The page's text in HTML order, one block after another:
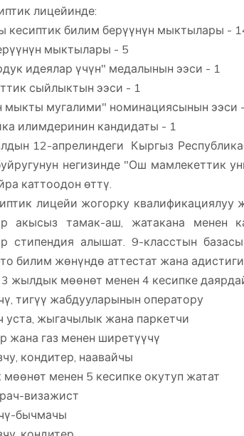
лицейинде:
кесиптик билим берүүнүн мыктылары -
мыктылары - 5
идеялар үчүн" медалынын ээси - 1
сыйлыктын ээси - 1
мугалими" номинациясынын ээси
илимдеринин кандидаты - 1
12-апрелиндеги Кыргыз
негизинде "Ош мамлекеттик
каттоодон өттү.
лицейи жогорку квалификациялуу
акысыз тамак-аш, жатакана
стипендия алышат. 9-класстын
билим жөнүндө аттестат жана
жылдык мөөнөт менен 4 кесипке
тигүү жабдууларынын оператору
жыгачылык жана паркетчи
жана газ менен ширетүүчү
кондитер, наавайчы
мөөнөт менен 5 кесипке окутуп жатат
визажист
бычмачы